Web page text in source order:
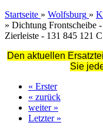
Startseite » Wolfsburg »
» Dichtung Frontscheibe
Zierleiste - 131 845 121 C
Den aktuellen
Sie
« Erster
« zurück
weiter »
Letzter »